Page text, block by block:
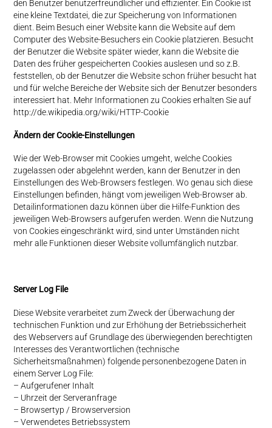
den Benutzer benutzerfreundlicher und effizienter. Ein Cookie ist
eine kleine Textdatei, die zur Speicherung von Informationen
dient. Beim Besuch einer Website kann die Website auf dem
Computer des Website-Besuchers ein Cookie platzieren. Besucht
der Benutzer die Website später wieder, kann die Website die
Daten des früher gespeicherten Cookies auslesen und so z.B.
feststellen, ob der Benutzer die Website schon früher besucht hat
und für welche Bereiche der Website sich der Benutzer besonders
interessiert hat. Mehr Informationen zu Cookies erhalten Sie auf
http://de.wikipedia.org/wiki/HTTP-Cookie
Ändern der Cookie-Einstellungen
Wie der Web-Browser mit Cookies umgeht, welche Cookies
zugelassen oder abgelehnt werden, kann der Benutzer in den
Einstellungen des Web-Browsers festlegen. Wo genau sich diese
Einstellungen befinden, hängt vom jeweiligen Web-Browser ab.
Detailinformationen dazu können über die Hilfe-Funktion des
jeweiligen Web-Browsers aufgerufen werden. Wenn die Nutzung
von Cookies eingeschränkt wird, sind unter Umständen nicht
mehr alle Funktionen dieser Website vollumfänglich nutzbar.
Server Log File
Diese Website verarbeitet zum Zweck der Überwachung der
technischen Funktion und zur Erhöhung der Betriebssicherheit
des Webservers auf Grundlage des überwiegenden berechtigten
Interesses des Verantwortlichen (technische
Sicherheitsmaßnahmen) folgende personenbezogene Daten in
einem Server Log File:
– Aufgerufener Inhalt
– Uhrzeit der Serveranfrage
– Browsertyp / Browserversion
– Verwendetes Betriebssystem